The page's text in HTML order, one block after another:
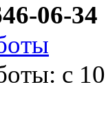
06-34
с